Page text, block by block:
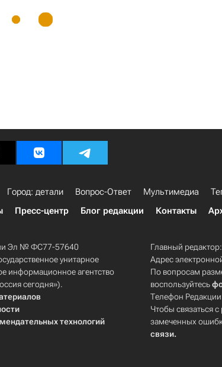
Город: детали Вопрос-Ответ Мультимедиа
Пресс-центр Блог редакции Контакты
Эл № ФС77-57640
унитарное
информационное агентство
сегодня»).
технологий
Главный редактор:
Адрес
По вопросам
воспользуйтесь
Телефон
Чтобы связаться
замеченных
связи.